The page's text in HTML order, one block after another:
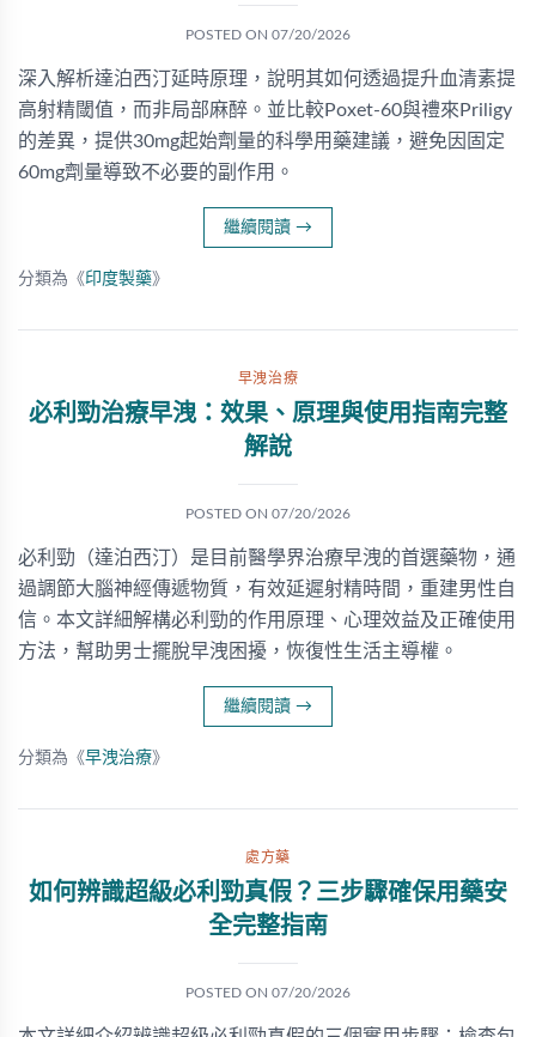
POSTED ON 07/20/2026
深入解析達泊西汀延時原理，說明其如何透過提升血清素提
高射精閾值，而非局部麻醉。並比較Poxet-60與禮來Priligy
的差異，提供30mg起始劑量的科學用藥建議，避免因固定
60mg劑量導致不必要的副作用。
繼續閱讀 →
分類為《印度製藥》
早洩治療
必利勁治療早洩：效果、原理與使用指南完整
解說
POSTED ON 07/20/2026
必利勁（達泊西汀）是目前醫學界治療早洩的首選藥物，通
過調節大腦神經傳遞物質，有效延遲射精時間，重建男性自
信。本文詳細解構必利勁的作用原理、心理效益及正確使用
方法，幫助男士擺脫早洩困擾，恢復性生活主導權。
繼續閱讀 →
分類為《早洩治療》
處方藥
如何辨識超級必利勁真假？三步驟確保用藥安
全完整指南
POSTED ON 07/20/2026